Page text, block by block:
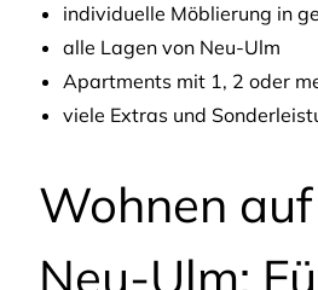
individuelle Möblierung in
alle Lagen von Neu-Ulm
Apartments mit 1, 2 oder
viele Extras und
Wohnen
Neu-Ulm: